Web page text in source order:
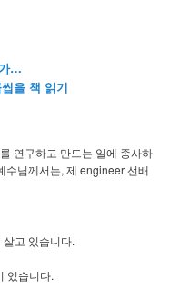
…
을 책 읽기
연구하고 만드는 일에 종사하
수님께서는, 제 engineer 선배
고 있습니다.
있습니다.